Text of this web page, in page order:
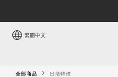
繁體中文
全部商品 出清特價